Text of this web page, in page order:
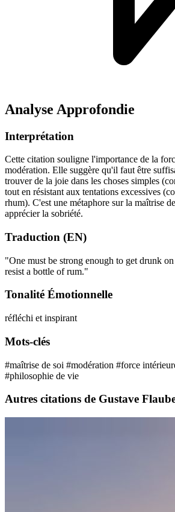
Analyse Approfondie
Interprétation
Cette citation souligne l'importance de la
modération. Elle suggère qu'il faut être
trouver de la joie dans les choses simples
tout en résistant aux tentations excessives
rhum). C'est une métaphore sur la maîtrise
apprécier la sobriété.
Traduction (EN)
"One must be strong enough to get drunk
resist a bottle of rum."
Tonalité Émotionnelle
réfléchi et inspirant
Mots-clés
#maîtrise de soi #modération #force
#philosophie de vie
Autres citations de Gustave